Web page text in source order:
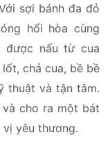
sợi bánh đa đỏ
hổi hòa cùng
được nấu từ cua
chả cua, bề bề
thuật và tận tâm.
cho ra một bát
yêu thương.